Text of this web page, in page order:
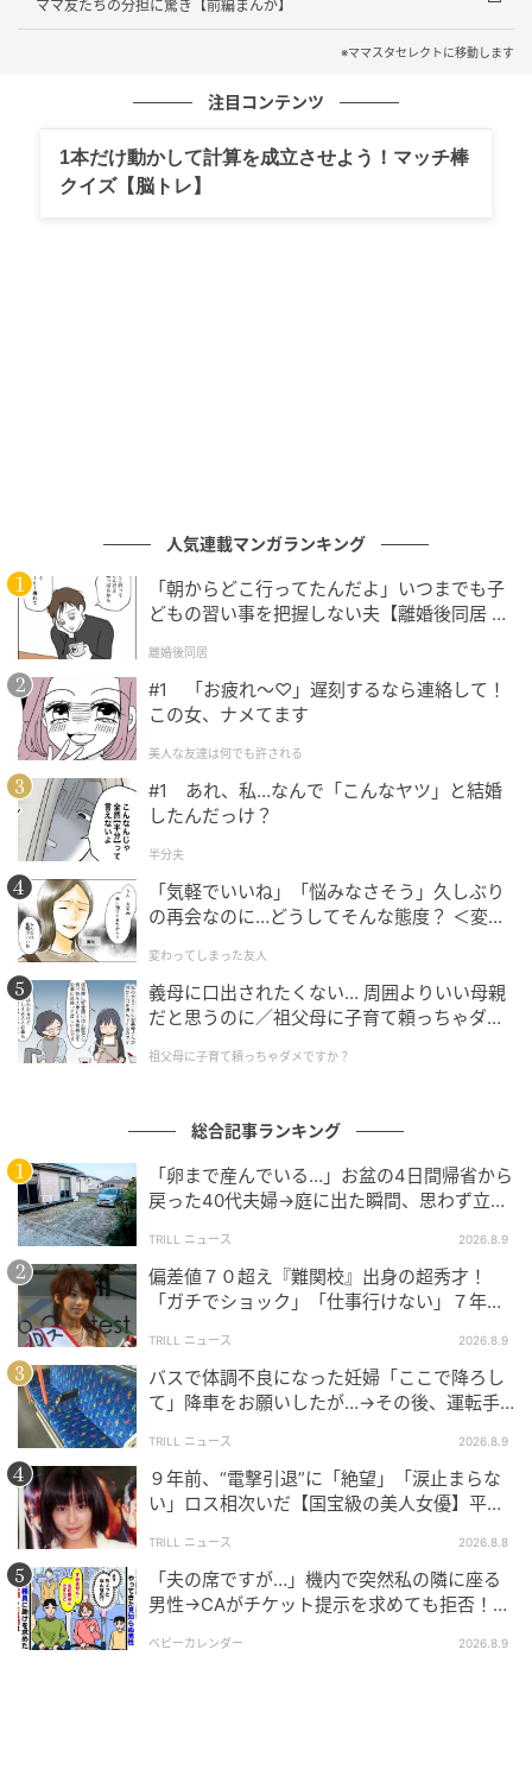
投稿者さんは旦那さんのことを最高の人と思って褒め
慢話と感じることもあるのでしょう。もちろん投稿者
さんには自慢をする気はないのでしょうが、言葉の選
び方によってはマウントのように思うのかもしれませ
他のママたちは旦那さんに何らかの不満を感じてい
て、愚痴を言い合いたかったのかもしれません。投稿
者さんにもそれを求めたのですが、予想していないこ
とを言われて反応に困ったのではないでしょうか。他
のママたちがどんな答えを期待しているのかを考え
て、共感されるようなことを言えばこのようなことに
ならなかったのでしょうが、それは投稿者さんの本心
ではありません。ママたちと合わせるのは、実は難し
いことなのかもしれません。
どのような対応をすればよかった？
『そんな雰囲気だったら「普通だよぉ〜」と濁すかな。毎日一
緒にいるしいいことも悪いこともあるかなぁ〜と他のママたち
の様子をうかがう。誰が「あまり不満がないの？ うちなんて
出典：https://mamastar.jp/bbs/topic/4524873
『そこは空気を読んで、その場は合わせるかな。嘘まではいか
なくても、仕事が忙しくて帰りが遅くて困るなど話す』
出典：https://mamastar.jp/bbs/topic/4524873
「旦那さんどう？」という質問に対しては、旦那さん
への不満を答えるのがおそらく適切な対応だったので
しょう。でも投稿者さんには旦那さんのことを悪く言
いたくない気持ちもありますから、例えば仕事で帰り
が遅いことがあるから早く帰ってきてほしいなど、当
たり障りのないことでその場をしのぐのもよいのでし
ょう。そのようなことを話せば、他のママたちも自分
の気持ちを話し出すでしょうからその後は聞き役に徹
するのがよさそうです。
ママ友たちの分担に驚き【前編まんが】
※ママスタセレクトに移動します
注目コンテンツ
1本だけ動かして計算を成立させよう！マッチ棒
クイズ【脳トレ】
人気連載マンガランキング
「朝からどこ行ってたんだよ」いつまでも子
どもの習い事を把握しない夫【離婚後同居 Vo
離婚後同居
#1 「お疲れ〜♡」遅刻するなら連絡して！
この女、ナメてます
美人な友達は何でも許される
#1 あれ、私…なんで「こんなヤツ」と結婚
したんだっけ？
半分夫
「気軽でいいね」「悩みなさそう」久しぶり
の再会なのに…どうしてそんな態度？ ＜変わ
日には】
変わってしまった友人
義母に口出されたくない… 周囲よりいい母親
だと思うのに／祖父母に子育て頼っちゃダメ
んが】
祖父母に子育て頼っちゃダメですか？
総合記事ランキング
「卵まで産んでいる…」お盆の4日間帰省から
戻った40代夫婦→庭に出た瞬間、思わず立ち
TRILL ニュース 2026.8.9
偏差値７０超え『難関校』出身の超秀才！
「ガチでショック」「仕事行けない」７年
TRILL ニュース 2026.8.9
バスで体調不良になった妊婦「ここで降ろし
て」降車をお願いしたが…→その後、運転手
TRILL ニュース 2026.8.9
９年前、“電撃引退”に「絶望」「涙止まらな
い」ロス相次いだ【国宝級の美人女優】平成
TRILL ニュース 2026.8.8
「夫の席ですが…」機内で突然私の隣に座る
男性→CAがチケット提示を求めても拒否！？
ベビーカレンダー 2026.8.9